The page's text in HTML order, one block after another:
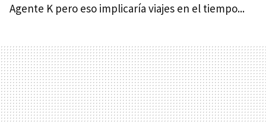
Agente K pero eso implicaría viajes en el tiempo...